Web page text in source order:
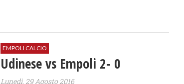
EMPOLI CALCIO
Udinese vs Empoli 2- 0
Lunedì, 29 Agosto 2016